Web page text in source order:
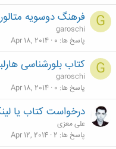
G فرهنگ دوسویه
garoschi
پاسخ ها 0
Apr 18, 2014
G کتاب بلورشناسی
garoschi
پاسخ ها 0
Apr 18, 2014
درخواست کتاب یا
علی معزی
پاسخ ها 2
Apr 12, 2014